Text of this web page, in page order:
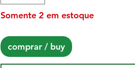
Somente 2 em estoque
comprar / buy